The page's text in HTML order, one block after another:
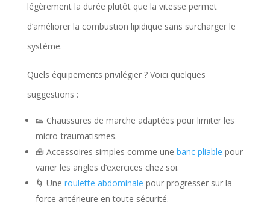
légèrement la durée plutôt que la vitesse permet
d’améliorer la combustion lipidique sans surcharger le
système.
Quels équipements privilégier ? Voici quelques
suggestions :
👟 Chaussures de marche adaptées pour limiter les
micro-traumatismes.
🧰 Accessoires simples comme une banc pliable pour
varier les angles d’exercices chez soi.
🌀 Une roulette abdominale pour progresser sur la
force antérieure en toute sécurité.